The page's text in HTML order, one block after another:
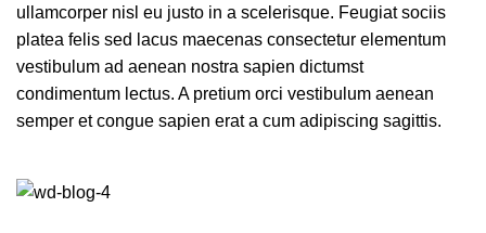
ullamcorper nisl eu justo in a scelerisque. Feugiat sociis
platea felis sed lacus maecenas consectetur elementum
vestibulum ad aenean nostra sapien dictumst
condimentum lectus. A pretium orci vestibulum aenean
semper et congue sapien erat a cum adipiscing sagittis.